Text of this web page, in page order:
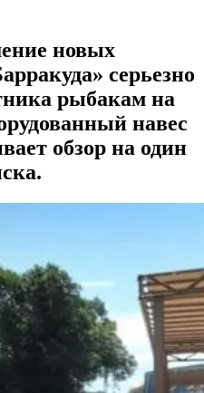
новых
серьезно
рыбакам на
навес
обзор на один